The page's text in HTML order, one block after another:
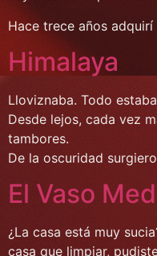
Hace trece años
Himalaya
Lloviznaba. Todo
Desde lejos, cada vez
tambores.
De la oscuridad
El Vaso
¿La casa está muy
casa que limpiar,